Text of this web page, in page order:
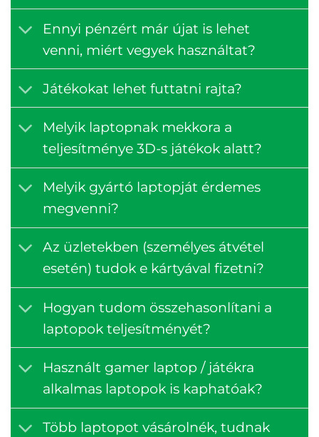
Ennyi pénzért már újat is lehet
venni, miért vegyek használtat?
Játékokat lehet futtatni rajta?
Melyik laptopnak mekkora a
teljesítménye 3D-s játékok alatt?
Melyik gyártó laptopját érdemes
megvenni?
Az üzletekben (személyes átvétel
esetén) tudok e kártyával fizetni?
Hogyan tudom összehasonlítani a
laptopok teljesítményét?
Használt gamer laptop / játékra
alkalmas laptopok is kaphatóak?
Több laptopot vásárolnék, tudnak